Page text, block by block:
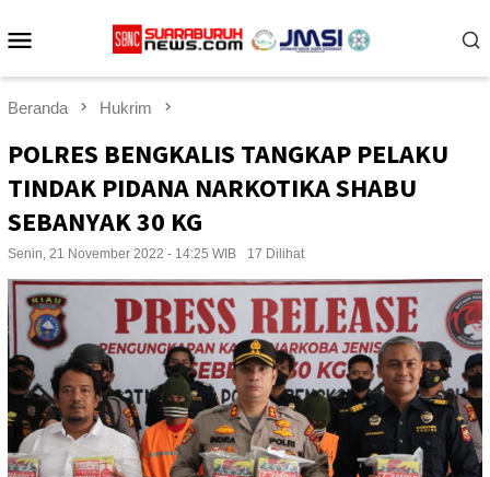
ke
Beranda Hukrim
POLRES BENGKALIS TANGKAP PELAKU
TINDAK PIDANA NARKOTIKA SHABU
SEBANYAK 30 KG
Senin, 21 November 2022 - 14:25 WIB 17 Dilihat